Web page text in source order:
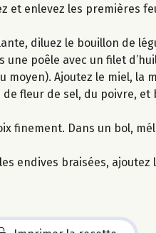
et enlevez les
diluez le bouillon de
une poêle avec un filet
Ajoutez le miel, la
fleur de sel, du poivre,
finement. Dans un bol,
endives braisées,